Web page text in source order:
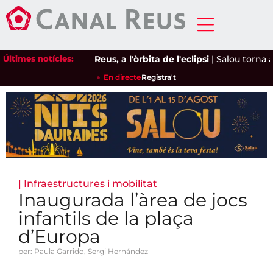
Últimes notícies: Reus, a l'òrbita de l'eclipsi|Salou torna a
En directeRegistra't
| Infraestructures i mobilitat
Inaugurada l’àrea de jocs
infantils de la plaça
d’Europa
per: Paula Garrido, Sergi Hernández